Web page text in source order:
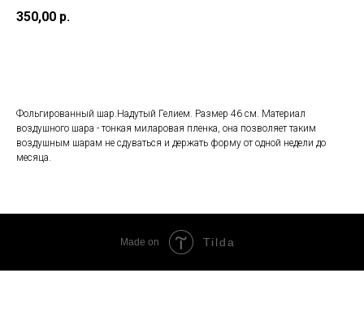
350,00 р.
Фольгированный шар.Надутый Гелием. Размер 46 см. Материал
воздушного шара - тонкая миларовая пленка, она позволяет таким
воздушным шарам не сдуваться и держать форму от одной недели до
месяца.
Made on Tilda